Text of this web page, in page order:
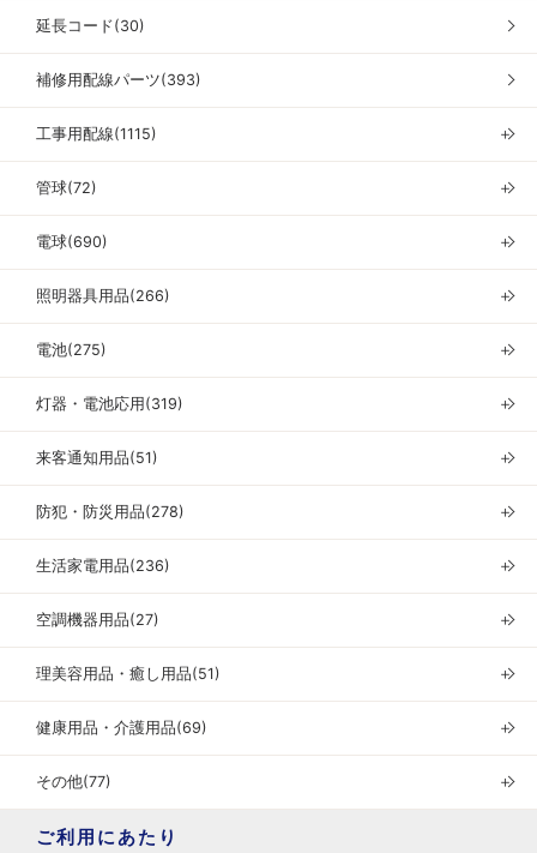
延長コード(30)
補修用配線パーツ(393)
工事用配線(1115) ＋
管球(72) ＋
電球(690) ＋
照明器具用品(266) ＋
電池(275) ＋
灯器・電池応用(319) ＋
来客通知用品(51) ＋
防犯・防災用品(278) ＋
生活家電用品(236) ＋
空調機器用品(27) ＋
理美容用品・癒し用品(51) ＋
健康用品・介護用品(69) ＋
その他(77) ＋
ご利用にあたり